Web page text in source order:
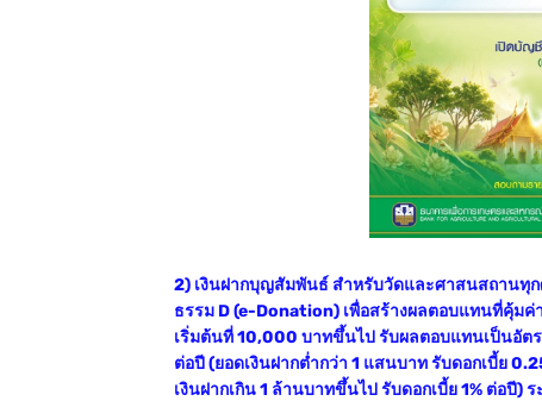
2) เงินฝากบุญสัมพันธ์ สำหรับวัดและศาสนสถานทุ
ธรรม D (e-Donation) เพื่อสร้างผลตอบแทนที่คุ้ม
เริ่มต้นที่ 10,000 บาทขึ้นไป รับผลตอบแทนเป็นอัต
ต่อปี (ยอดเงินฝากต่ำกว่า 1 แสนบาท รับดอกเบี้ย
เงินฝากเกิน 1 ล้านบาทขึ้นไป รับดอกเบี้ย 1% ต่อปี)